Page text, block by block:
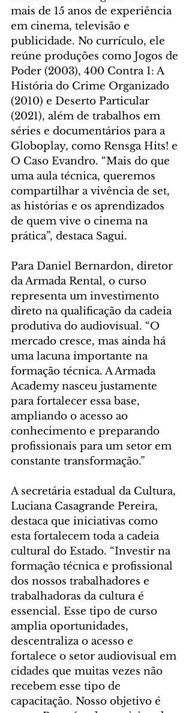
mais de 15 anos de experiência
em cinema, televisão e
publicidade. No currículo, ele
reúne produções como Jogos de
Poder (2003), 400 Contra 1: A
História do Crime Organizado
(2010) e Deserto Particular
(2021), além de trabalhos em
séries e documentários para a
Globoplay, como Rensga Hits! e
O Caso Evandro. “Mais do que
uma aula técnica, queremos
compartilhar a vivência de set,
as histórias e os aprendizados
de quem vive o cinema na
prática”, destaca Sagui.
Para Daniel Bernardon, diretor
da Armada Rental, o curso
representa um investimento
direto na qualificação da cadeia
produtiva do audiovisual. “O
mercado cresce, mas ainda há
uma lacuna importante na
formação técnica. A Armada
Academy nasceu justamente
para fortalecer essa base,
ampliando o acesso ao
conhecimento e preparando
profissionais para um setor em
constante transformação.”
A secretária estadual da Cultura,
Luciana Casagrande Pereira,
destaca que iniciativas como
esta fortalecem toda a cadeia
cultural do Estado. “Investir na
formação técnica e profissional
dos nossos trabalhadores e
trabalhadoras da cultura é
essencial. Esse tipo de curso
amplia oportunidades,
descentraliza o acesso e
fortalece o setor audiovisual em
cidades que muitas vezes não
recebem esse tipo de
capacitação. Nosso objetivo é